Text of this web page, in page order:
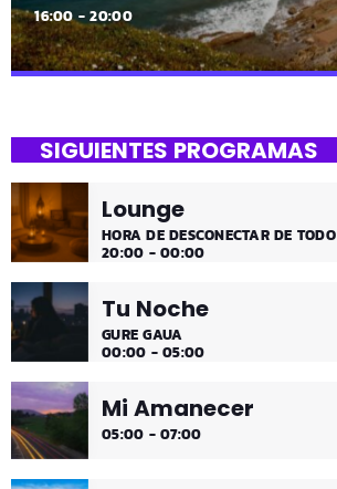
16:00 - 20:00
¡Toda la música!
¡Toda la música!
SIGUIENTES PROGRAMAS
Lounge
HORA DE DESCONECTAR DE TODO
20:00 - 00:00
Tu Noche
GURE GAUA
00:00 - 05:00
Mi Amanecer
05:00 - 07:00